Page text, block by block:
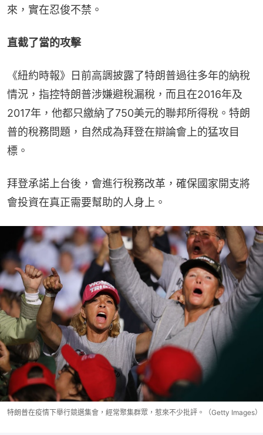
來，實在忍俊不禁。
直截了當的攻擊
《紐約時報》日前高調披露了特朗普過往多年的納稅
情況，指控特朗普涉嫌避稅漏稅，而且在2016年及
2017年，他都只繳納了750美元的聯邦所得稅。特朗
普的稅務問題，自然成為拜登在辯論會上的猛攻目
標。
拜登承諾上台後，會進行稅務改革，確保國家開支將
會投資在真正需要幫助的人身上。
特朗普在疫情下舉行競選集會，經常聚集群眾，惹來不少批評。（Getty Images）